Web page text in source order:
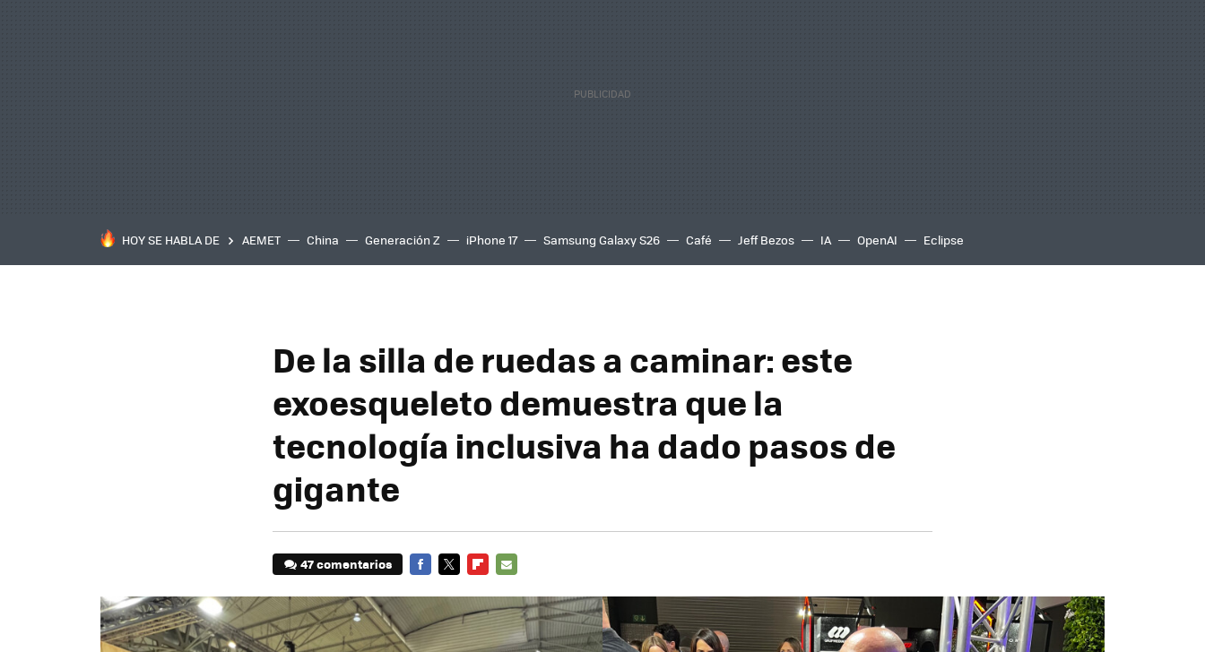
HOY SE HABLA DE AEMET China Generación Z iPhone 17 Samsung Galaxy S26 Café Jeff Bezos IA OpenAI Eclipse
De la silla de ruedas a caminar: este
exoesqueleto demuestra que la
tecnología inclusiva ha dado pasos de
gigante
47 comentarios
MAIL